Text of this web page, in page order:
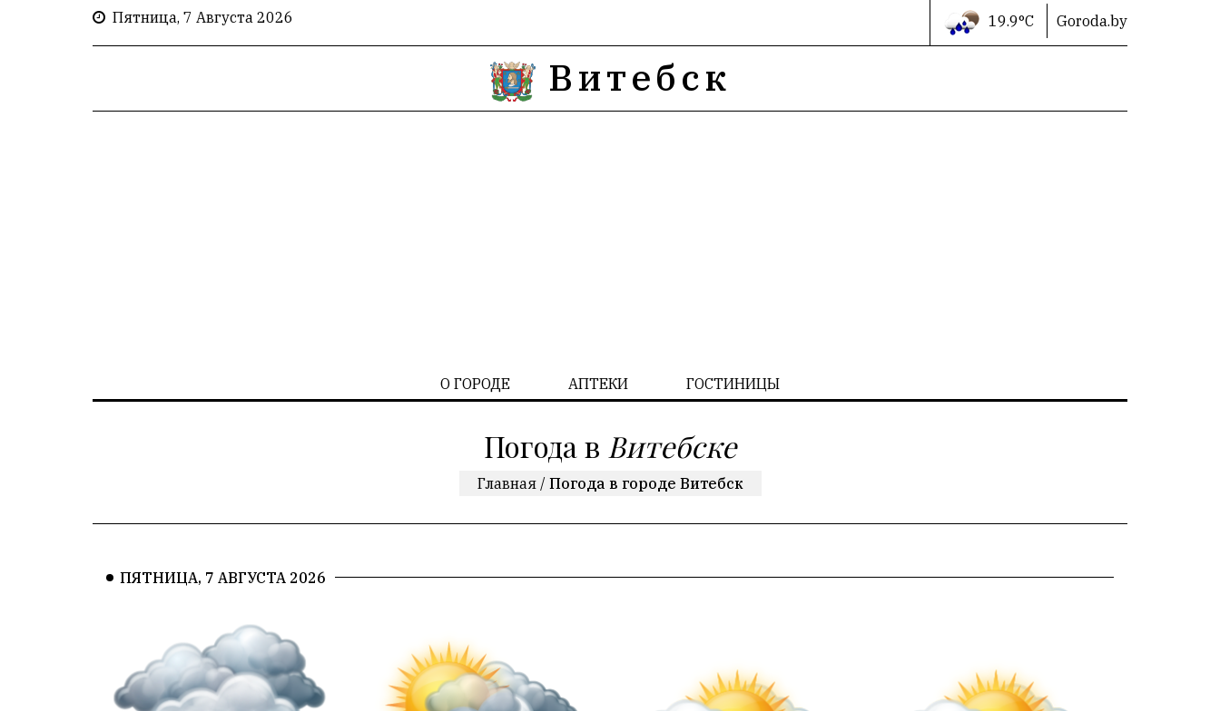
Пятница, 7 Августа 2026 19.9°C Goroda.by
Витебск
О ГОРОДЕ АПТЕКИ ГОСТИНИЦЫ
Погода в Витебске
Главная / Погода в городе Витебск
ПЯТНИЦА, 7 АВГУСТА 2026